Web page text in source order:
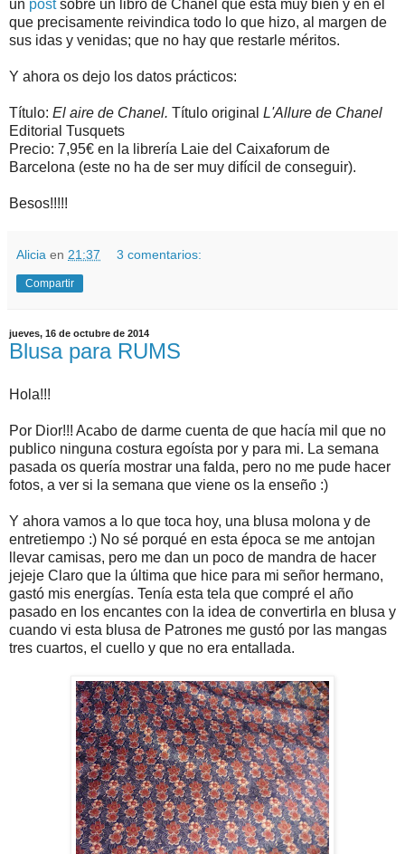
un postsobre un libro de Chanel que está muy bien y en el
que precisamente reivindica todo lo que hizo, al margen de
sus idas y venidas; que no hay que restarle méritos.
Y ahora os dejo los datos prácticos:
Título: El aire de Chanel. Título original L'Allure de Chanel
Editorial Tusquets
Precio: 7,95€ en la librería Laie del Caixaforum de
Barcelona (este no ha de ser muy difícil de conseguir).
Besos!!!!!
Alicia en 21:37 3 comentarios:
Compartir
jueves, 16 de octubre de 2014
Blusa para RUMS
Hola!!!
Por Dior!!! Acabo de darme cuenta de que hacía mil que no
publico ninguna costura egoísta por y para mi. La semana
pasada os quería mostrar una falda, pero no me pude hacer
fotos, a ver si la semana que viene os la enseño :)
Y ahora vamos a lo que toca hoy, una blusa molona y de
entretiempo :) No sé porqué en esta época se me antojan
llevar camisas, pero me dan un poco de mandra de hacer
jejeje Claro que la última que hice para mi señor hermano,
gastó mis energías. Tenía esta tela que compré el año
pasado en los encantes con la idea de convertirla en blusa y
cuando vi esta blusa de Patrones me gustó por las mangas
tres cuartos, el cuello y que no era entallada.